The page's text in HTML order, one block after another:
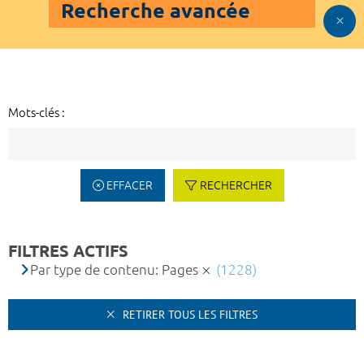
Recherche avancée
Mots-clés :
EFFACER RECHERCHER
FILTRES ACTIFS
Par type de contenu: Pages (1228)
RETIRER TOUS LES FILTRES